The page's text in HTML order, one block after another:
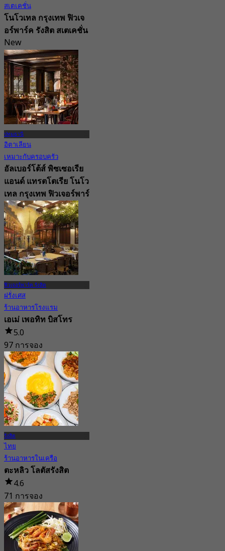
สเตเคชั่น
โนโวเทล กรุงเทพ ฟิวเจ
อร์พาร์ค รังสิต สเตเคชั่น
New
4.7
จาก฿ 1,750
ปทุมธานี
อิตาเลียน
เหมาะกับครอบครัว
อัลเบอร์โต้ส์ พิซเซอเรีย
แอนด์ แทรตโตเรีย โนโว
เทล กรุงเทพ ฟิวเจอร์พาร์
ค รังสิต
4.8
347 การจอง
จาก฿ 635
ฟิวเจอร์พาร์ค รังสิต
ฝรั่งเศส
ร้านอาหารโรงแรม
เอเม่ เพอทิท บิสโทร
5.0
97 การจอง
จาก฿ 595
รังสิต
ไทย
ร้านอาหารในเครือ
ตะหลิว โลตัสรังสิต
4.6
71 การจอง
จาก฿ 224.75